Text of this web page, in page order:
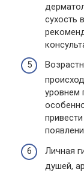
сухость
уровнем
Личная
душей,